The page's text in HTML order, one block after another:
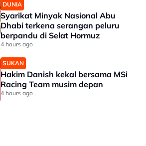
DUNIA
Syarikat Minyak Nasional Abu
Dhabi terkena serangan peluru
berpandu di Selat Hormuz
4 hours ago
SUKAN
Hakim Danish kekal bersama MSi
Racing Team musim depan
4 hours ago